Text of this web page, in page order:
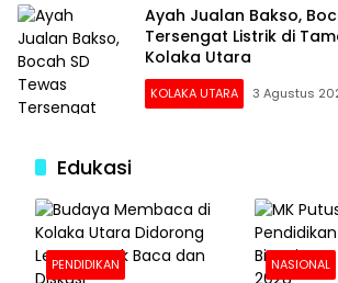
Ayah Jualan Bakso,
Tersengat Listrik di
Kolaka Utara
KOLAKA UTARA 3 Agustus
Edukasi
PENDIDIKAN NASIONAL